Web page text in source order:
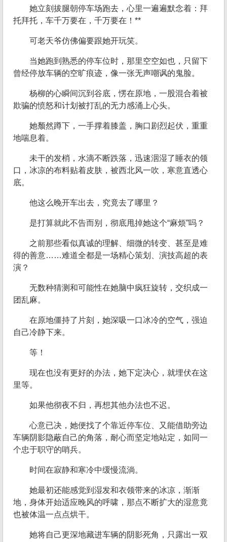
她立刻拔腿朝停车场跑去，心里一遍遍默念着：拜
托拜托，车千万要在，千万要在！**
可老天爷仿佛偏要跟她开玩笑。
当她跑到熟悉的停车位时，那里空空如也，只留下
曾经停放车辆的空旷痕迹，像一张无声嘲讽的鬼脸。
杨柳的心瞬间沉到谷底，愣在原地，一股混合着被
欺骗的愤怒和计划被打乱的无力感涌上心头。
她颓然蹲下，一手撑着膝盖，胸口剧烈起伏，重重
地喘息着。
未干的发梢，水滴不断跌落，迅速洇湿了睡衣的领
口，冰凉的布料贴着皮肤，被西北风一吹，寒意直透心
底。
他这么晚开车出去，究竟去了哪里？
是打算就此不告而别，彻底甩掉她这个“麻烦”吗？
之前那些看似真诚的理解、细微的转变、甚至是难
得的善意……难道全都是一场精心策划、演技高超的表
演？
无数种猜测和可能性在她脑中疯狂旋转，交织成一
团乱麻。
在原地僵持了片刻，她深吸一口冰冷的空气，强迫
自己冷静下来。
等！
现在也没有更好的办法，她下定决心，就埋伏在这
里等。
如果他彻夜不归，再想其他办法也不迟。
心意已决，她便找了个靠近停车位、又能借助旁边
车辆阴影隐蔽自己的角落，耐心而坚定地站定，如同一
个忠于职守的哨兵。
时间在寂静和寒冷中缓慢流淌。
她最初还能感觉到湿发和衣领带来的冰凉，渐渐
地，身体开始适应晚风的呼啸，那点不断扩大的湿意竟
也被体温一点点烘干。
她将自己更深地藏进车辆的阴影死角，只露出一双